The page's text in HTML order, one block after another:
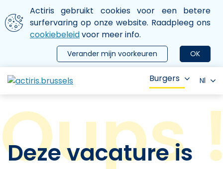
Aller au contenu principal
We gebruiken cookies
Actiris gebruikt cookies voor een betere
surfervaring op onze website. Raadpleeg ons
cookiebeleidvoor meer info.
OK
Verander mijn voorkeuren
le menu
Burgers Nl
Deze vacature is